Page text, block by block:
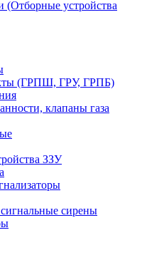
(Отборные устройства
(ГРПШ, ГРУ, ГРПБ)
клапаны газа
ЗЗУ
сирены